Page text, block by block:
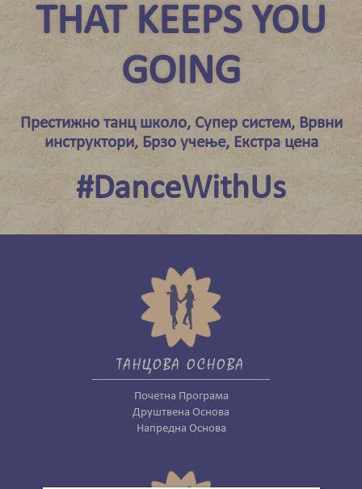
THAT KEEPS YOU
GOING
Престижно танц школо, Супер систем, Врвни
инструктори, Брзо учење, Екстра цена
#DanceWithUs
ТАНЦОВА ОСНОВА
Почетна Програма
Друштвена Основа
Напредна Основа